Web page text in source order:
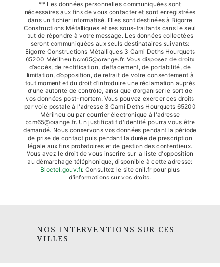
** Les données personnelles communiquées sont
nécessaires aux fins de vous contacter et sont enregistrées
dans un fichier informatisé. Elles sont destinées à Bigorre
Constructions Métalliques et ses sous-traitants dans le seul
but de répondre à votre message. Les données collectées
seront communiquées aux seuls destinataires suivants:
Bigorre Constructions Métalliques 3 Cami Deths Hourquets
65200 Mérilheu bcm65@orange.fr. Vous disposez de droits
d’accès, de rectification, d’effacement, de portabilité, de
limitation, d’opposition, de retrait de votre consentement à
tout moment et du droit d’introduire une réclamation auprès
d’une autorité de contrôle, ainsi que d’organiser le sort de
vos données post-mortem. Vous pouvez exercer ces droits
par voie postale à l'adresse 3 Cami Deths Hourquets 65200
Mérilheu ou par courrier électronique à l'adresse
bcm65@orange.fr. Un justificatif d'identité pourra vous être
demandé. Nous conservons vos données pendant la période
de prise de contact puis pendant la durée de prescription
légale aux fins probatoires et de gestion des contentieux.
Vous avez le droit de vous inscrire sur la liste d'opposition
au démarchage téléphonique, disponible à cette adresse:
Bloctel.gouv.fr. Consultez le site cnil.fr pour plus
d’informations sur vos droits.
NOS INTERVENTIONS SUR CES
VILLES